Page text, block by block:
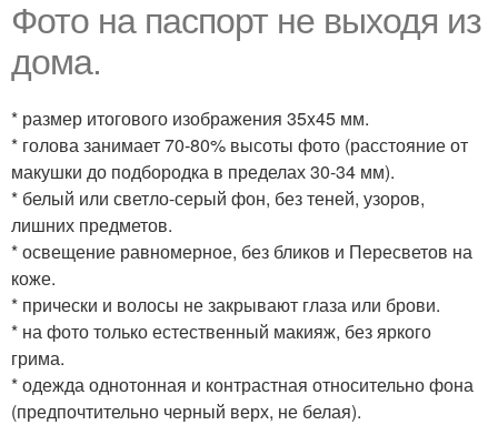
Фото на паспорт не выходя из
дома.
* размер итогового изображения 35x45 мм.
* голова занимает 70-80% высоты фото (расстояние от
макушки до подбородка в пределах 30-34 мм).
* белый или светло-серый фон, без теней, узоров,
лишних предметов.
* освещение равномерное, без бликов и Пересветов на
коже.
* прически и волосы не закрывают глаза или брови.
* на фото только естественный макияж, без яркого
грима.
* одежда однотонная и контрастная относительно фона
(предпочтительно черный верх, не белая).